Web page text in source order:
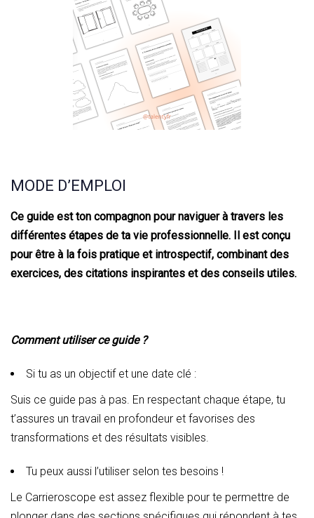
MODE D’EMPLOI
Ce guide est ton compagnon pour naviguer à travers les
différentes étapes de ta vie professionnelle. Il est conçu
pour être à la fois pratique et introspectif, combinant des
exercices, des citations inspirantes et des conseils utiles.
Comment utiliser ce guide ?
Si tu as un objectif et une date clé :
Suis ce guide pas à pas. En respectant chaque étape, tu
t’assures un travail en profondeur et favorises des
transformations et des résultats visibles.
Tu peux aussi l’utiliser selon tes besoins !
Le Carrieroscope est assez flexible pour te permettre de